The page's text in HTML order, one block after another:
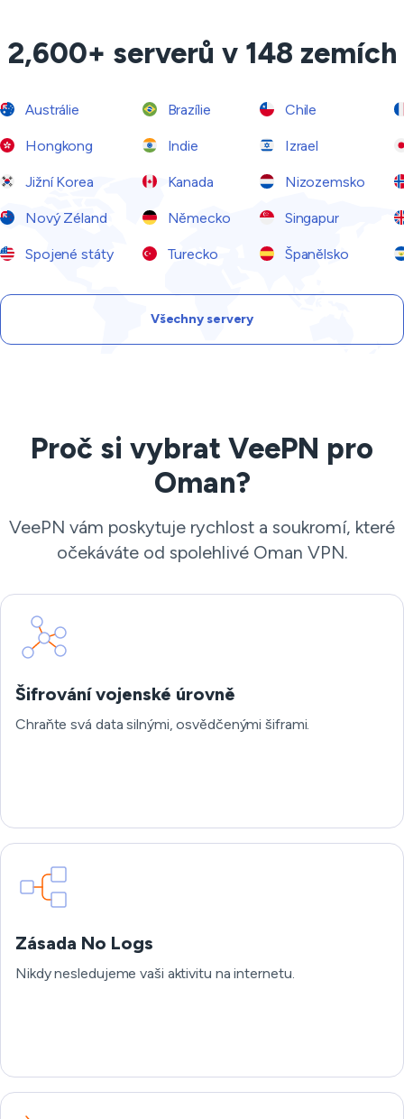
2,600+ serverů v 148 zemích
Austrálie Brazílie Chile
Hongkong Indie Izrael
Jižní Korea Kanada Nizozemsko
Nový Zéland Německo Singapur
Spojené státy Turecko Španělsko
Všechny servery
Proč si vybrat VeePN pro
Oman?
VeePN vám poskytuje rychlost a soukromí, které
očekáváte od spolehlivé Oman VPN.
Šifrování vojenské úrovně
Chraňte svá data silnými, osvědčenými šiframi.
Zásada No Logs
Nikdy nesledujeme vaši aktivitu na internetu.